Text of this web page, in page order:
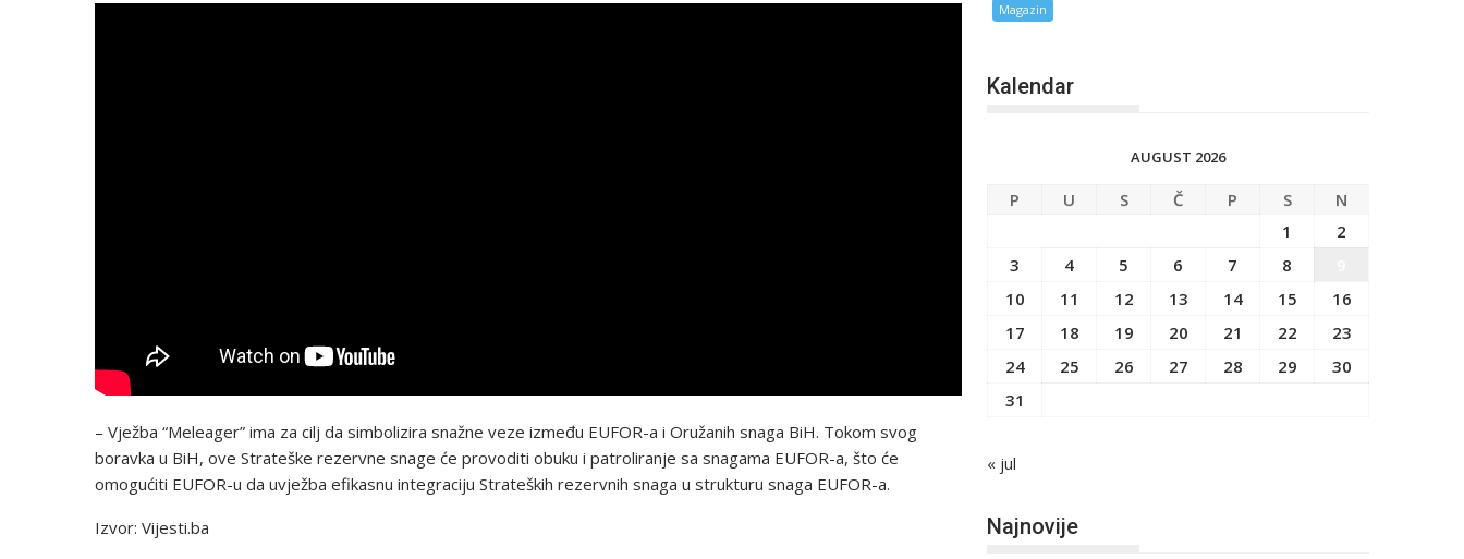
– Vježba “Meleager” ima za cilj da simbolizira snažne veze između EUFOR-a i Oružanih snaga BiH. Tokom svog
boravka u BiH, ove Strateške rezervne snage će provoditi obuku i patroliranje sa snagama EUFOR-a, što će
omogućiti EUFOR-u da uvježba efikasnu integraciju Strateških rezervnih snaga u strukturu snaga EUFOR-a.
Izvor: Vijesti.ba
Magazin
Kalendar
AUGUST 2026
P U S Č P S
N
1
2
3
4 5 6 7 8
10
11 12 13 14 15
16
17
18 19 20 21 22
23
24
25 26 27 28 29
30
31
« jul
Najnovije